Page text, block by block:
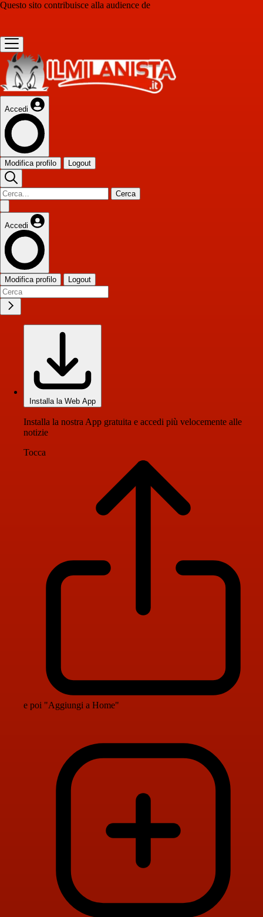
Questo sito contribuisce alla audience de
Accedi
Modifica profilo Logout
Cerca
Accedi
Modifica profilo Logout
Installa la Web App
Installa la nostra App gratuita e accedi più velocemente alle
notizie
Tocca
e poi "Aggiungi a Home"